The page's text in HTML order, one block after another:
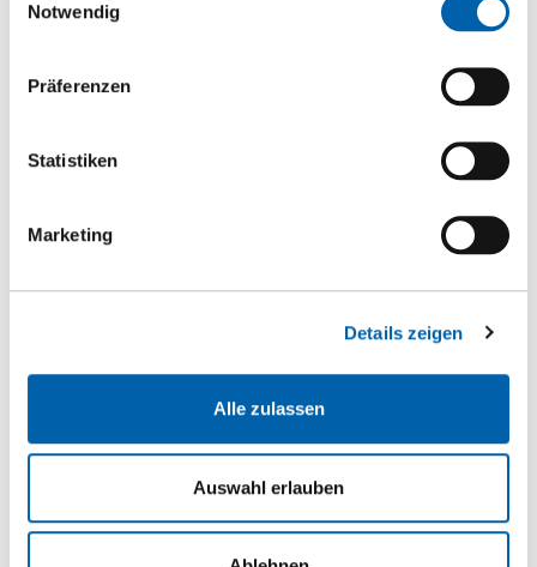
Notwendig
Präferenzen
Statistiken
Marketing
Details zeigen
Alle zulassen
Auswahl erlauben
Laminat
Zubehör Laminat, Parkett, Vinyl
Douglasie
Thermoesche
Unterkonstruktion